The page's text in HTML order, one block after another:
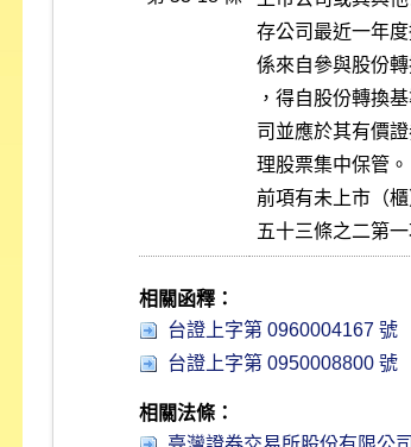
存公司最近一年
係來自參與股份
，得自股份轉換
司並應於其有價
理股票集中保管。
前項有未上市（
五十三條之二第
相關函釋：
台證上字第 0960004167 號
台證上字第 0950008800 號
相關法條：